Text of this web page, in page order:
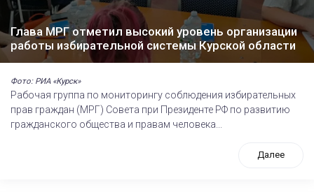
Глава МРГ отметил высокий уровень организации
работы избирательной системы Курской области
Фото: РИА «Курск»
Рабочая группа по мониторингу соблюдения избирательных
прав граждан (МРГ) Совета при Президенте РФ по развитию
гражданского общества и правам человека...
Далее